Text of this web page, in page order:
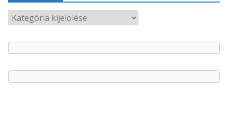
í
a
t
e
ó